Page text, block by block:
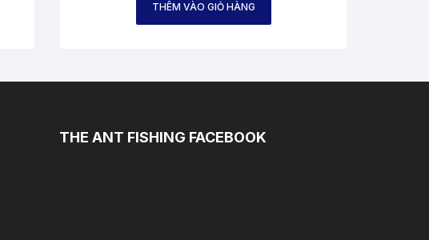
THÊM VÀO GIỎ HÀNG
THE ANT FISHING FACEBOOK